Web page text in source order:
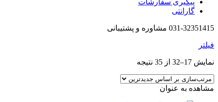
پیگیری سفارشات
گارانتی
031-32351415 مشاوره و پشتیبانی
فیلتر
نمایش 17–32 از 35 نتیجه
مشاهده به عنوان